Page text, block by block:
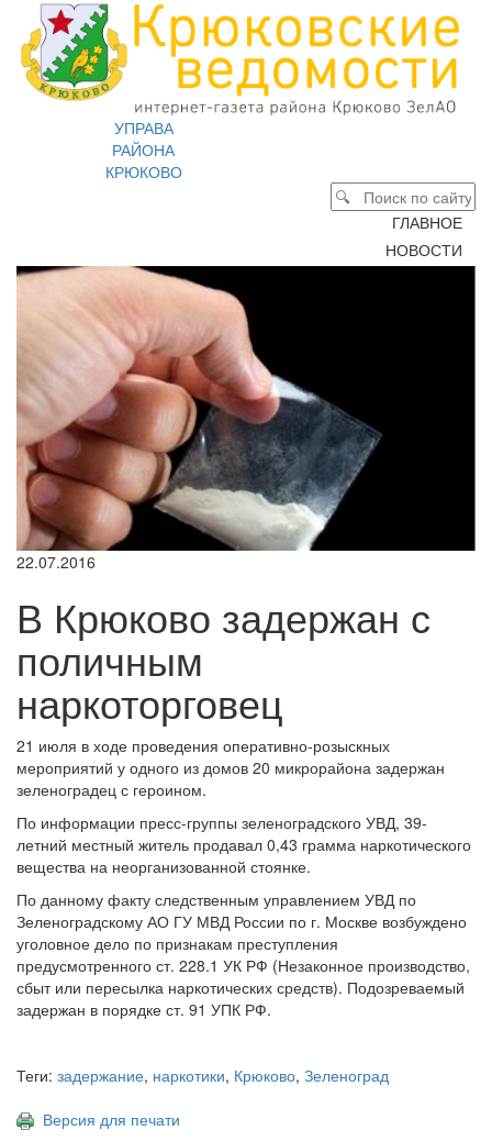
УПРАВА
РАЙОНА
КРЮКОВО
ГЛАВНОЕ
НОВОСТИ
22.07.2016
В Крюково задержан с
поличным
наркоторговец
21 июля в ходе проведения оперативно-розыскных
мероприятий у одного из домов 20 микрорайона задержан
зеленоградец с героином.
По информации пресс-группы зеленоградского УВД, 39-
летний местный житель продавал 0,43 грамма наркотического
вещества на неорганизованной стоянке.
По данному факту следственным управлением УВД по
Зеленоградскому АО ГУ МВД России по г. Москве возбуждено
уголовное дело по признакам преступления
предусмотренного ст. 228.1 УК РФ (Незаконное производство,
сбыт или пересылка наркотических средств). Подозреваемый
задержан в порядке ст. 91 УПК РФ.
Теги: задержание, наркотики, Крюково, Зеленоград
Версия для печати